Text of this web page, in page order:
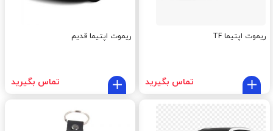
ریموت اپتیما TF
تماس بگیرید
ریموت اپتیما قدیم
تماس بگیرید